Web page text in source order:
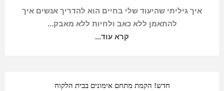
איך גיליתי שהיעוד שלי בחיים הוא להדריך אנשים איך
להתאמן ללא כאב ולחיות ללא מאבק...
קרא עוד...
חדש! הקמת מתחם אימונים בבית הלקוח